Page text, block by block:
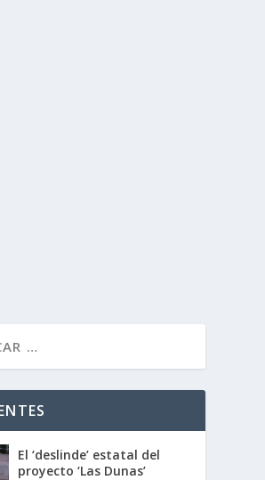
El ‘deslinde’ estatal del
proyecto ‘Las Dunas’